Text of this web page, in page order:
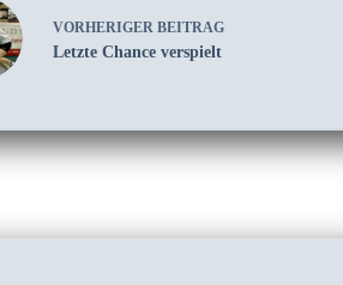
VORHERIGER BEITRAG
Letzte Chance verspielt